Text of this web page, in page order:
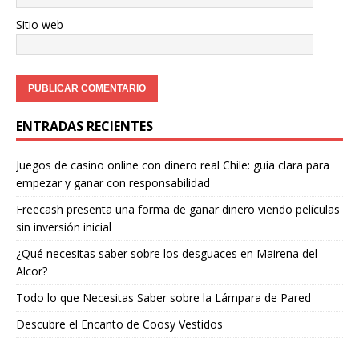
Sitio web
ENTRADAS RECIENTES
Juegos de casino online con dinero real Chile: guía clara para
empezar y ganar con responsabilidad
Freecash presenta una forma de ganar dinero viendo películas
sin inversión inicial
¿Qué necesitas saber sobre los desguaces en Mairena del
Alcor?
Todo lo que Necesitas Saber sobre la Lámpara de Pared
Descubre el Encanto de Coosy Vestidos